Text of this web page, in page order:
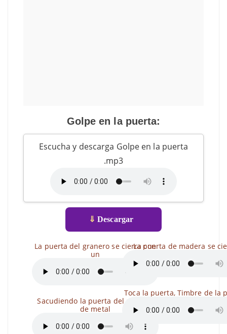
Golpe en la puerta:
Escucha y descarga Golpe en la puerta
.mp3
⇓ Descargar
La puerta del granero se cierra con
un
Sacudiendo la puerta del armario
de metal
La puerta de madera se
Toca la puerta, Timbre de la